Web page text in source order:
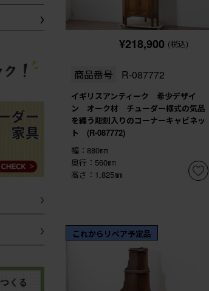
¥218,900 (税込)
商品番号 R-087772
イギリスアンティーク 希少デザイ
ン オーク材 チューダー様式の気品
を纏う彫刻入りのコーナーキャビネッ
ト (R-087772)
幅：880㎜
奥行：560㎜
高さ：1,825㎜
これからリペア予定品